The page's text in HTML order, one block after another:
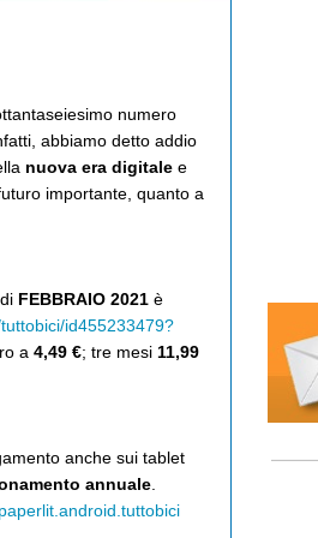
numero
abbiamo detto addio
nuova era digitale e
importante, quanto a
FEBBRAIO 2021 è
id455233479?
a 4,49 €; tre mesi 11,99
anche sui tablet
annuale